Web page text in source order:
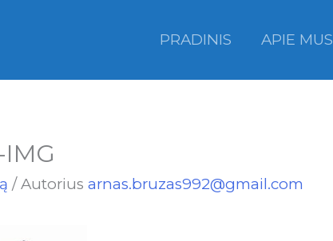
PRADINIS APIE MUS
/ Autorius arnas.bruzas992@gmail.com